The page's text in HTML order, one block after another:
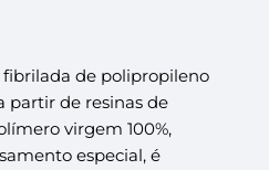
de polipropileno
partir de resinas de
virgem 100%,
especial, é